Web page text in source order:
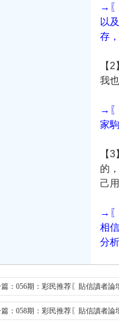
→〖
以
存
【
我
→
家
【
的
己
→〖
相
分析
篇： 056期：彩民推荐〖貼信讀者論
： 058期：彩民推荐〖貼信讀者論